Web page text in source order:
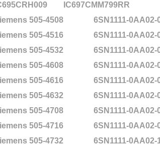
IC697CMM799RR
505-4508
6SN1111-0AA02-
505-4516
6SN1111-0AA02-
505-4532
6SN1111-0AA02-
505-4608
6SN1111-0AA02-
505-4616
6SN1111-0AA02-
505-4632
6SN1111-0AA02-
505-4708
6SN1111-0AA02-
505-4716
6SN1111-0AA02-
505-4732
6SN1111-0AA02-